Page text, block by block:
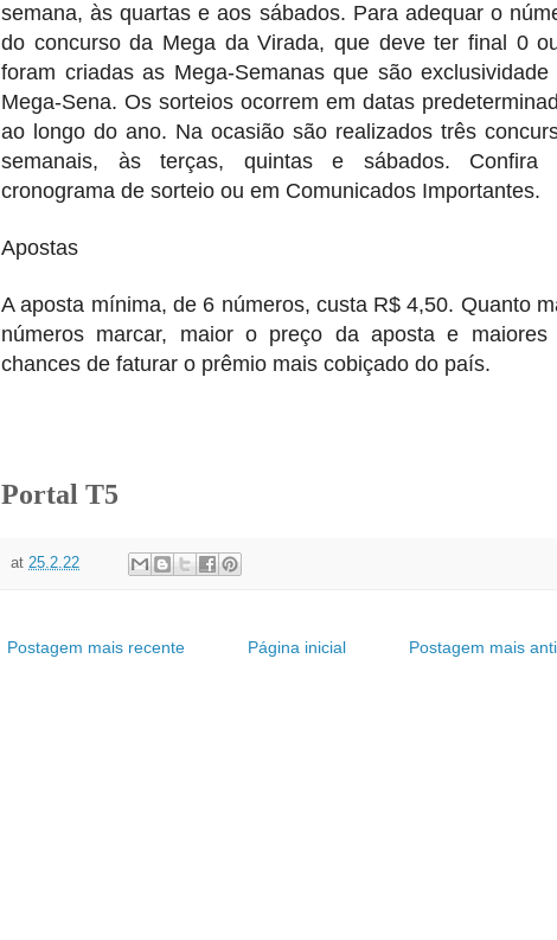
semana, às quartas e aos sábados. Para adequar o
do concurso da Mega da Virada, que deve ter final 0
foram criadas as Mega-Semanas que são exclusividade
Mega-Sena. Os sorteios ocorrem em datas
ao longo do ano. Na ocasião são realizados três
semanais, às terças, quintas e sábados. Confira
cronograma de sorteio ou em Comunicados Importantes.
Apostas
A aposta mínima, de 6 números, custa R$ 4,50. Quanto
números marcar, maior o preço da aposta e maiores
chances de faturar o prêmio mais cobiçado do país.
Portal T5
at 25.2.22
Postagem mais recente Postagem mais
Página inicial